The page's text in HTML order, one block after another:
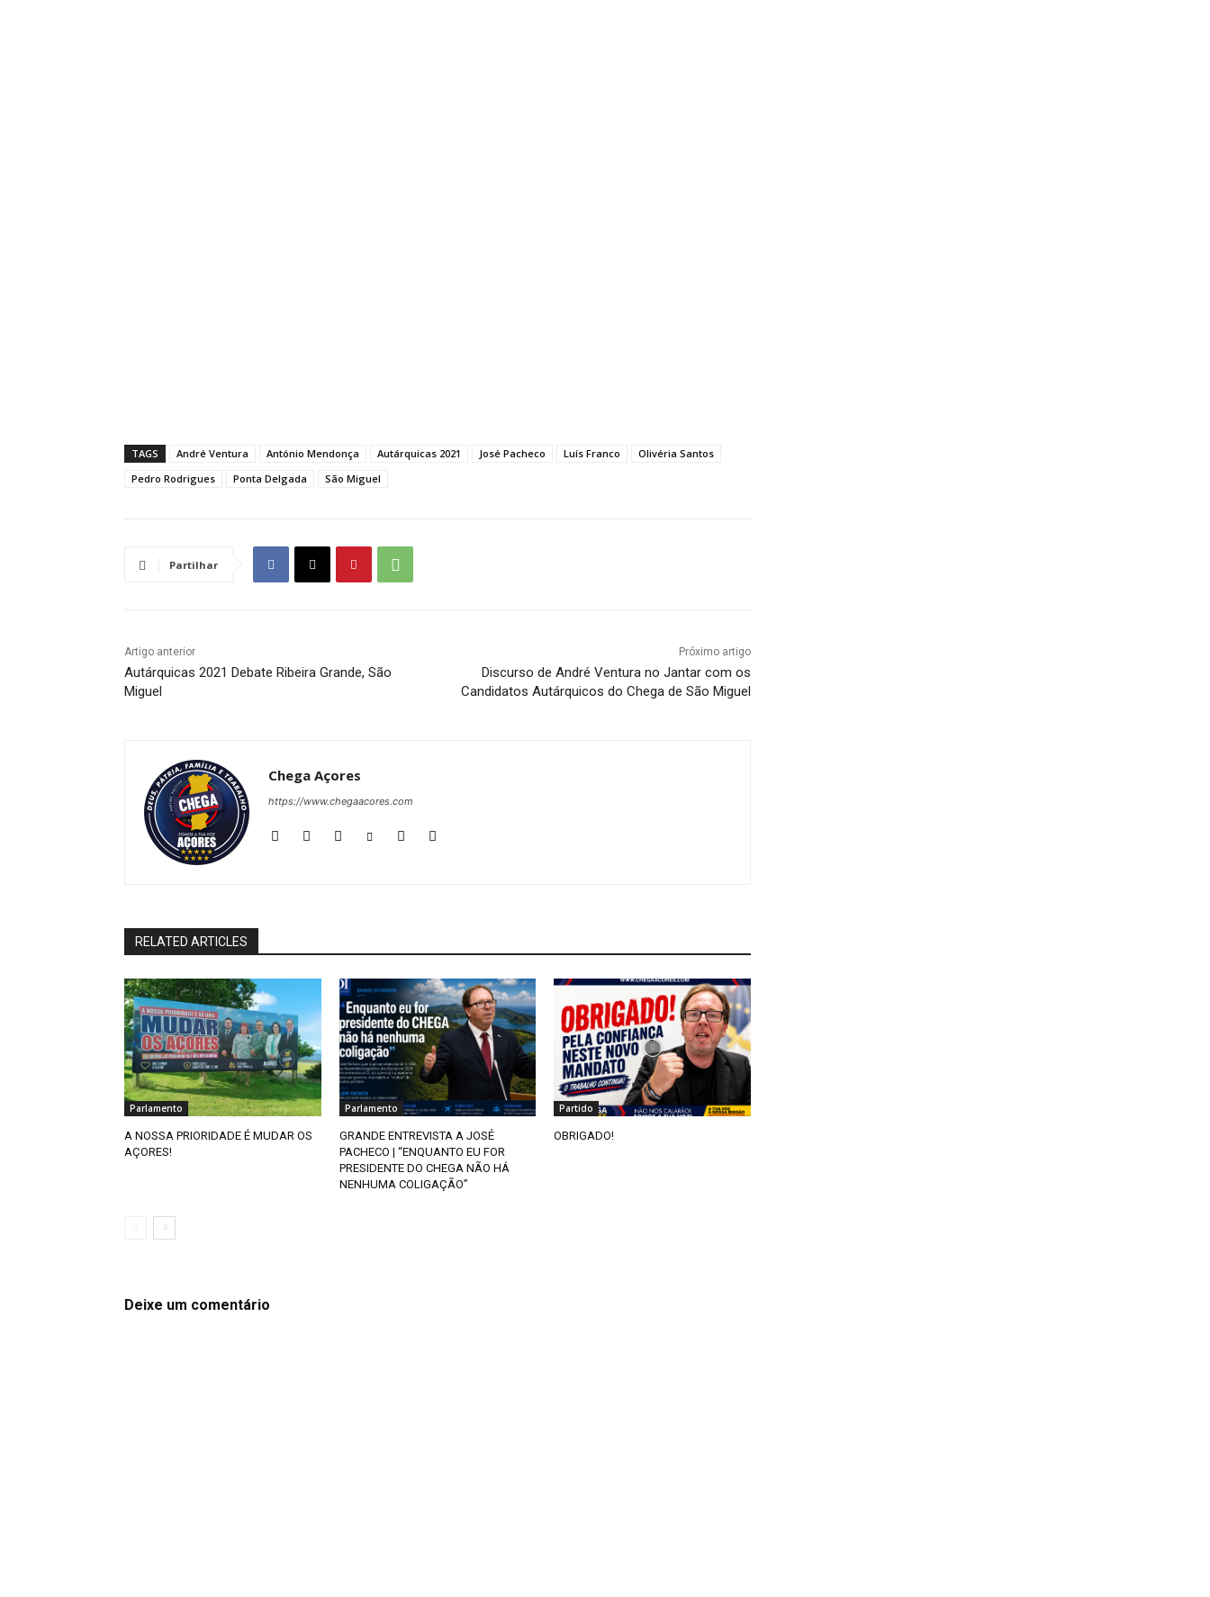
TAGS André Ventura António Mendonça Autárquicas 2021 José Pacheco Luís Franco
Olivéria Santos
Pedro Rodrigues
Ponta Delgada São Miguel
Partilhar
Artigo anterior
Autárquicas 2021 Debate Ribeira Grande, São
Miguel
Próximo artigo
Discurso de André Ventura no Jantar com os
Candidatos Autárquicos do Chega de São Miguel
Chega Açores
https://www.chegaacores.com
RELATED ARTICLES
Parlamento
A NOSSA PRIORIDADE É MUDAR OS
AÇORES!
Parlamento
GRANDE ENTREVISTA A JOSÉ
PACHECO | “ENQUANTO EU FOR
PRESIDENTE DO CHEGA NÃO HÁ
NENHUMA COLIGAÇÃO”
Partido
OBRIGADO!
Deixe um comentário